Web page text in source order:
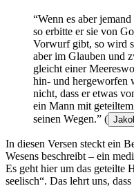
“Wenn es aber
so erbitte er sie von
Vorwurf gibt, so wird
aber im Glauben und
gleicht einer
hin- und hergeworfen
nicht, dass er etwas
ein Mann mit
seinen Wegen.” (
In diesen Versen steckt ein
Wesens beschreibt – ein
Es geht hier um das geteilte
seelisch“. Das lehrt uns,